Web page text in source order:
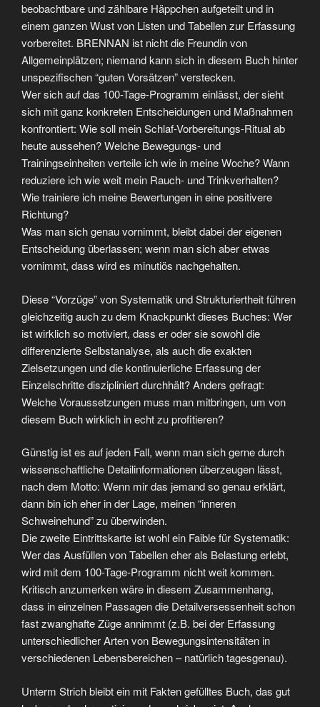
beobachtbare und zählbare Häppchen aufgeteilt und in
einem ganzen Wust von Listen und Tabellen zur Erfassung
vorbereitet. BRENNAN ist nicht die Freundin von
Allgemeinplätzen; niemand kann sich in diesem Buch hinter
unspezifischen “guten Vorsätzen” verstecken.
Wer sich auf das 100-Tage-Programm einlässt, der sieht
sich mit ganz konkreten Entscheidungen und Maßnahmen
konfrontiert: Wie soll mein Schlaf-Vorbereitungs-Ritual ab
heute aussehen? Welche Bewegungs- und
Trainingseinheiten verteile ich wie in meine Woche? Wann
reduziere ich wie weit mein Rauch- und Trinkverhalten?
Wie trainiere ich meine Bewertungen in eine positivere
Richtung?
Was man sich genau vornimmt, bleibt dabei der eigenen
Entscheidung überlassen; wenn man sich aber etwas
vornimmt, dass wird es minutiös nachgehalten.
Diese “Vorzüge” von Systematik und Strukturiertheit führen
gleichzeitig auch zu dem Knackpunkt dieses Buches: Wer
ist wirklich so motiviert, dass er oder sie sowohl die
differenzierte Selbstanalyse, als auch die exakten
Zielsetzungen und die kontinuierliche Erfassung der
Einzelschritte diszipliniert durchhält? Anders gefragt:
Welche Voraussetzungen muss man mitbringen, um von
diesem Buch wirklich in echt zu profitieren?
Günstig ist es auf jeden Fall, wenn man sich gerne durch
wissenschaftliche Detailinformationen überzeugen lässt,
nach dem Motto: Wenn mir das jemand so genau erklärt,
dann bin ich eher in der Lage, meinen “inneren
Schweinehund” zu überwinden.
Die zweite Eintrittskarte ist wohl ein Faible für Systematik:
Wer das Ausfüllen von Tabellen eher als Belastung erlebt,
wird mit dem 100-Tage-Programm nicht weit kommen.
Kritisch anzumerken wäre in diesem Zusammenhang,
dass in einzelnen Passagen die Detailversessenheit schon
fast zwanghafte Züge annimmt (z.B. bei der Erfassung
unterschiedlicher Arten von Bewegungsintensitäten in
verschiedenen Lebensbereichen – natürlich tagesgenau).
Unterm Strich bleibt ein mit Fakten gefülltes Buch, das gut